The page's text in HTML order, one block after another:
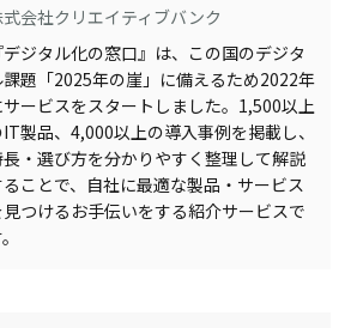
式会社クリエイティブバンク
デジタル化の窓口』は、この国のデジタ
課題「2025年の崖」に備えるため2022年
サービスをスタートしました。1,500以上
IT製品、4,000以上の導入事例を掲載し、
・選び方を分かりやすく整理して解説
ことで、自社に最適な製品・サービス
見つけるお手伝いをする紹介サービスで